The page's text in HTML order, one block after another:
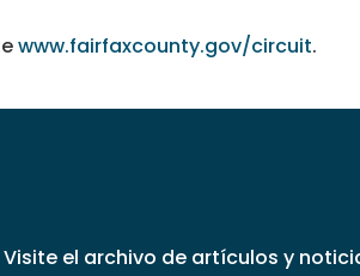
www.fairfaxcounty.gov/circuit.
Visite el archivo de artículos y